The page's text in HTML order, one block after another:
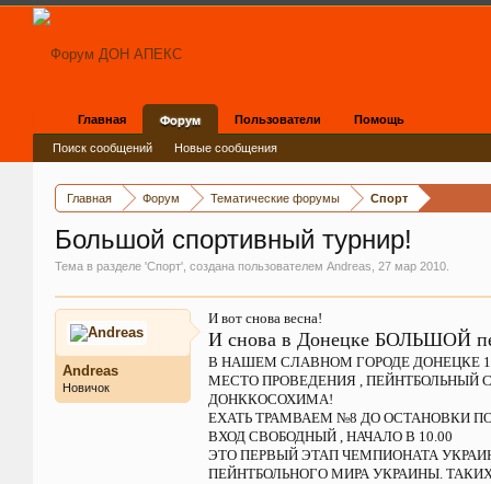
Главная Форум Тематические форумы Спорт
Большой спортивный турнир!
Тема в разделе 'Спорт', создана пользователем Andreas 27 мар 2010
Andreas
Новичок
И вот снова весна!
И снова в Донецке БОЛЬШОЙ
В НАШЕМ СЛАВНОМ ГОРОДЕ ДОНЕЦКЕ
МЕСТО ПРОВЕДЕНИЯ , ПЕЙНТБОЛЬНЫЙ
ДОНККОСОХИМА!
ЕХАТЬ ТРАМВАЕМ №8 ДО ОСТАНОВКИ
ВХОД СВОБОДНЫЙ , НАЧАЛО В 10.00
ЭТО ПЕРВЫЙ ЭТАП ЧЕМПИОНАТА
ПЕЙНТБОЛЬНОГО МИРА УКРАИНЫ. ТАКИХ
Главная Форум
Поиск сообщений Новые сообщения
Пользователи Помощь